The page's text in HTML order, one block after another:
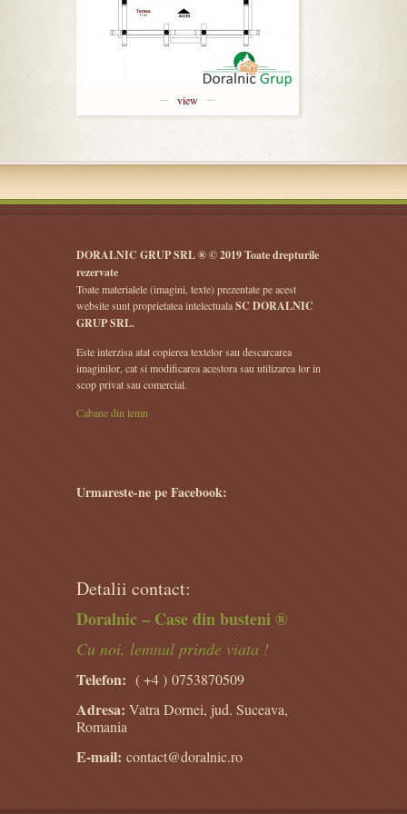
view
DORALNIC GRUP SRL ® © 2019 Toate drepturile
rezervate
Toate materialele (imagini, texte) prezentate pe acest
website sunt proprietatea intelectualaSC DORALNIC
GRUP SRL.
Este interzisa atat copierea textelor sau descarcarea
imaginilor, cat si modificarea acestora sau utilizarea lor in
scop privat sau comercial.
Cabane din lemn
Urmareste-ne pe Facebook:
Detalii contact:
Doralnic – Case din busteni ®
Cu noi, lemnul prinde viata !
Telefon: ( +4 ) 0753870509
Adresa: Vatra Dornei, jud. Suceava,
Romania
E-mail: contact@doralnic.ro